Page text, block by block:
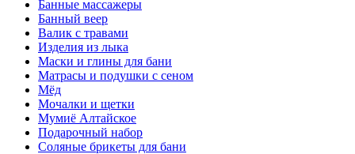
Банные массажеры
Банный веер
Валик с травами
Изделия из лыка
Маски и глины для бани
Матрасы и подушки с сеном
Мёд
Мочалки и щетки
Мумиё Алтайское
Подарочный набор
Соляные брикеты для бани